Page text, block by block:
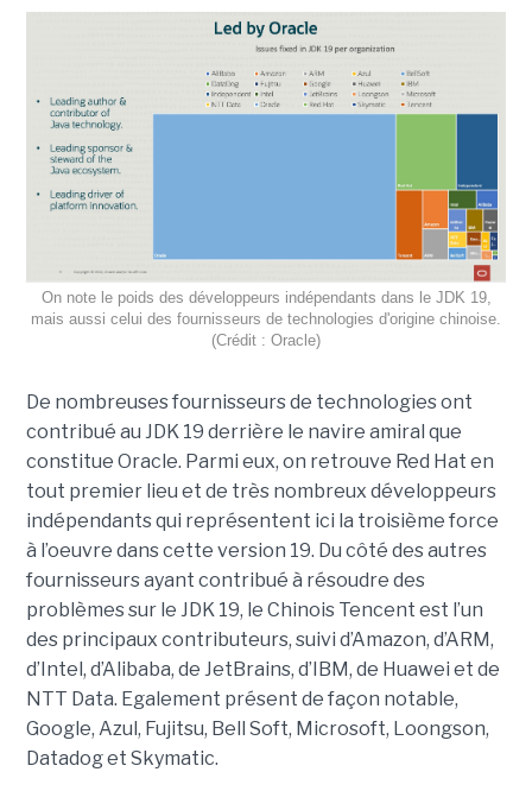
On note le poids des développeurs indépendants dans le JDK 19,
mais aussi celui des fournisseurs de technologies d'origine chinoise.
(Crédit : Oracle)
De nombreuses fournisseurs de technologies ont
contribué au JDK 19 derrière le navire amiral que
constitue Oracle. Parmi eux, on retrouve Red Hat en
tout premier lieu et de très nombreux développeurs
indépendants qui représentent ici la troisième force
à l’oeuvre dans cette version 19. Du côté des autres
fournisseurs ayant contribué à résoudre des
problèmes sur le JDK 19, le Chinois Tencent est l’un
des principaux contributeurs, suivi d’Amazon, d’ARM,
d’Intel, d’Alibaba, de JetBrains, d’IBM, de Huawei et de
NTT Data. Egalement présent de façon notable,
Google, Azul, Fujitsu, Bell Soft, Microsoft, Loongson,
Datadog et Skymatic.